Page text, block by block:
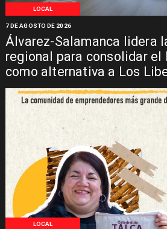
LOCAL
Álvarez-Salamanca lidera
regional para consolidar el
como alternativa a Los
7 DE AGOSTO DE 2026
LOCAL